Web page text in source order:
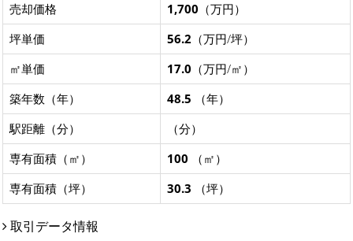
売却価格
1,700 （万円）
坪単価
56.2 （万円/坪）
㎡単価
17.0 （万円/㎡）
築年数（年）
48.5 （年）
駅距離（分）
（分）
専有面積（㎡）
100 （㎡）
専有面積（坪）
30.3 （坪）
取引データ情報